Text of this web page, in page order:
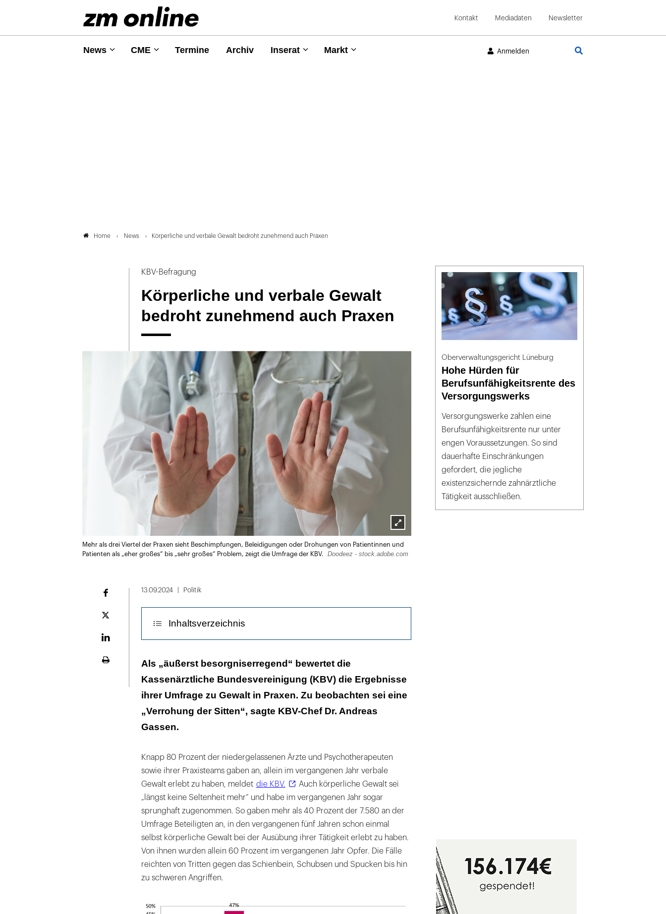
Kontakt Mediadaten Newsletter
News CME Termine Archiv Inserat Markt Anmelden
Home News Körperliche und verbale Gewalt bedroht zunehmend auch Praxen
KBV-Befragung
Körperliche und verbale Gewalt
bedroht zunehmend auch Praxen
Lightbox
öffnen
Mehr als drei Viertel der Praxen sieht Beschimpfungen, Beleidigungen oder Drohungen von Patientinnen und
Patienten als „eher großes“ bis „sehr großes“ Problem, zeigt die Umfrage der KBV.
Doodeez - stock.adobe.com
Plattform
13.09.2024 Politik
Inhaltsverzeichnis
In der Regel ist der Arzt-Patienten-Kontakt von Vertrauen geprägt
Als „äußerst besorgniserregend“ bewertet die
Kassenärztliche Bundesvereinigung (KBV) die Ergebnisse
ihrer Umfrage zu Gewalt in Praxen. Zu beobachten sei eine
„Verrohung der Sitten“, sagte KBV-Chef Dr. Andreas
Gassen.
Knapp 80 Prozent der niedergelassenen Ärzte und Psychotherapeuten
sowie ihrer Praxisteams gaben an, allein im vergangenen Jahr verbale
Gewalt erlebt zu haben, meldet die KBV.
Auch körperliche Gewalt sei
„längst keine Seltenheit mehr“ und habe im vergangenen Jahr sogar
sprunghaft zugenommen. So gaben mehr als 40 Prozent der 7.580 an der
Umfrage Beteiligten an, in den vergangenen fünf Jahren schon einmal
selbst körperliche Gewalt bei der Ausübung ihrer Tätigkeit erlebt zu haben.
Von ihnen wurden allein 60 Prozent im vergangenen Jahr Opfer. Die Fälle
reichten von Tritten gegen das Schienbein, Schubsen und Spucken bis hin
zu schweren Angriffen.
Oberverwaltungsgericht Lüneburg
Hohe Hürden für
Berufsunfähigkeitsrente des
Versorgungswerks
Versorgungswerke zahlen eine
Berufsunfähigkeitsrente nur unter
engen Voraussetzungen. So sind
dauerhafte Einschränkungen
gefordert, die jegliche
existenzsichernde zahnärztliche
Tätigkeit ausschließen.